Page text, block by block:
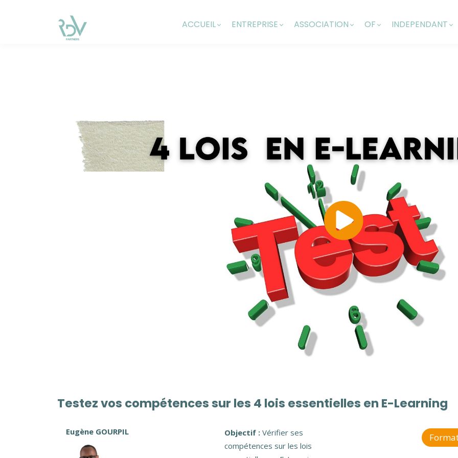
ACCUEIL ENTREPRISE ASSOCIATION OF INDEPENDANT
Testez vos compétences sur les 4 lois essentielles en E-Learning
Eugène GOURPIL Objectif : Vérifier ses
compétences sur les lois